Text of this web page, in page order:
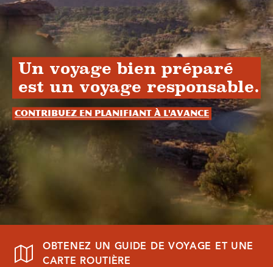
Un voyage bien préparé
est un voyage responsable.
Contribuez en planifiant à l'avance
OBTENEZ UN GUIDE DE VOYAGE ET UNE
CARTE ROUTIÈRE